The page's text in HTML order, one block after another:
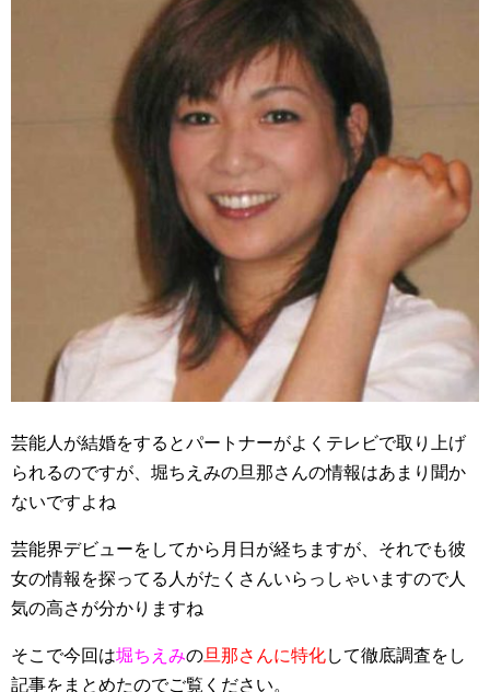
芸能人が結婚をするとパートナーがよくテレビで取り上げ
られるのですが、堀ちえみの旦那さんの情報はあまり聞か
ないですよね
芸能界デビューをしてから月日が経ちますが、それでも彼
女の情報を探ってる人がたくさんいらっしゃいますので人
気の高さが分かりますね
そこで今回は堀ちえみの旦那さんに特化して徹底調査をし
記事をまとめたのでご覧ください。